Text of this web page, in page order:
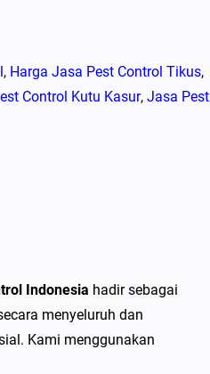
, Harga Jasa Pest Control Tikus,
Control Kutu Kasur, Jasa Pest
Indonesia hadir sebagai
menyeluruh dan
Kami menggunakan